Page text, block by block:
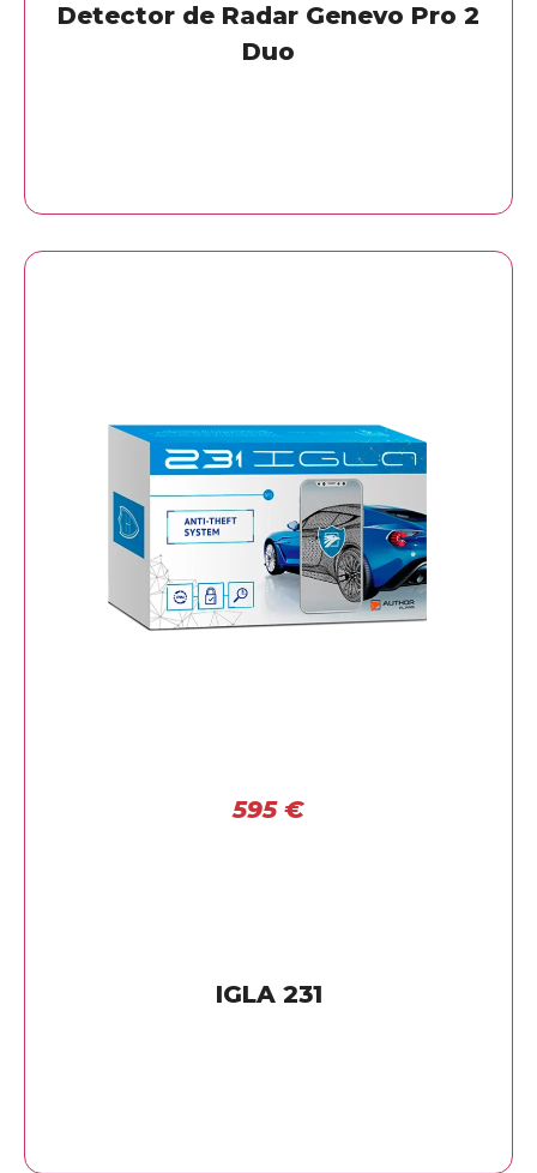
Detector de Radar Genevo Pro 2
Duo
595 €
IGLA 231